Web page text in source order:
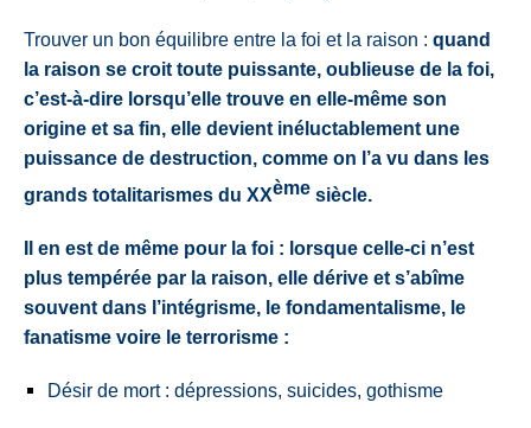
Trouver un bon équilibre entre la foi et la raison : quand
la raison se croit toute puissante, oublieuse de la foi,
c’est-à-dire lorsqu’elle trouve en elle-même son
origine et sa fin, elle devient inéluctablement une
puissance de destruction, comme on l’a vu dans les
grands totalitarismes du XXème siècle.
Il en est de même pour la foi : lorsque celle-ci n’est
plus tempérée par la raison, elle dérive et s’abîme
souvent dans l’intégrisme, le fondamentalisme, le
fanatisme voire le terrorisme :
Désir de mort : dépressions, suicides, gothisme